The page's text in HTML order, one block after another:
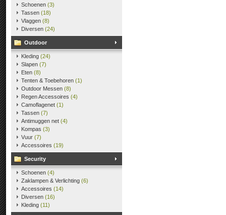
Schoenen (3)
Tassen (18)
Vlaggen (8)
Diversen (24)
Outdoor
Kleding (24)
Slapen (7)
Eten (8)
Tenten & Toebehoren (1)
Outdoor Messen (8)
Regen Accessoires (4)
Camoflagenet (1)
Tassen (7)
Antimuggen net (4)
Kompas (3)
Vuur (7)
Accessoires (19)
Security
Schoenen (4)
Zaklampen & Verlichting (6)
Accessoires (14)
Diversen (16)
Kleding (11)